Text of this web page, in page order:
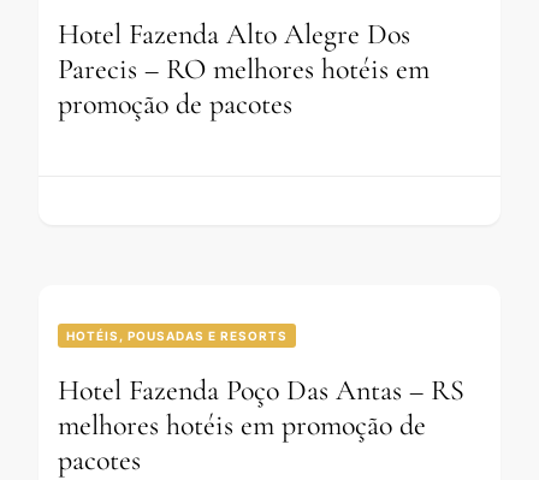
Hotel Fazenda Alto Alegre Dos
Parecis – RO melhores hotéis em
promoção de pacotes
HOTÉIS, POUSADAS E RESORTS
Hotel Fazenda Poço Das Antas – RS
melhores hotéis em promoção de
pacotes